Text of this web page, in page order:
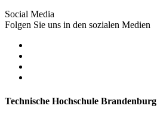
Social Media
Folgen Sie uns in den sozialen Medien
Technische Hochschule Brandenburg